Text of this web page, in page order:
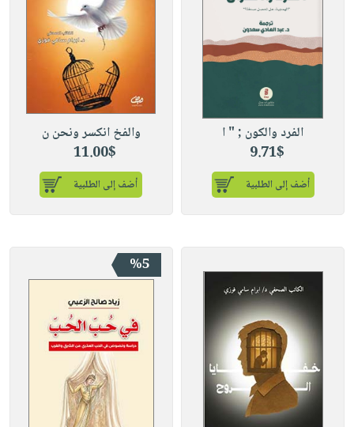
الفرد والكون ; " ا
9.71$
أضف إلى الطلبية
والفخ انكسر ونحن ن
11.00$
أضف إلى الطلبية
%5